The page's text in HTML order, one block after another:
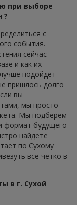
при выборе
?
с
события.
сейчас
и как их
подойдет
пришлось долго
вы
мы просто
Мы подберем
формат будущего
найдете
по Сухому
все четко в
в г. Сухой